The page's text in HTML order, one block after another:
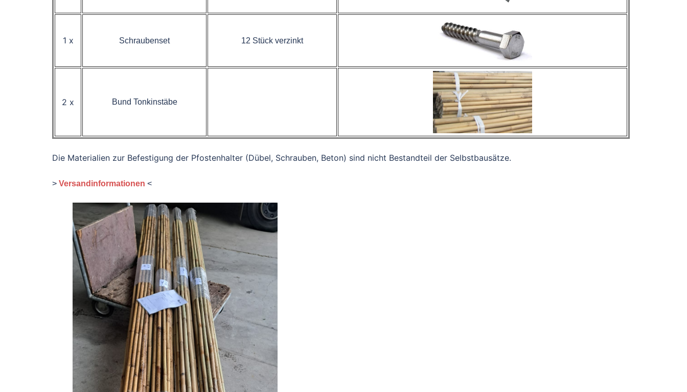
1 x Schraubenset 12 Stück verzinkt
2 x Bund Tonkinstäbe
Die Materialien zur Befestigung der Pfostenhalter (Dübel, Schrauben, Beton) sind nicht Bestandteil der Selbstbausätze.
> Versandinformationen <